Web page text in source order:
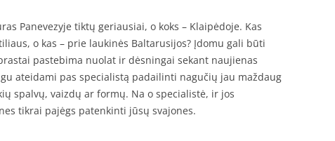
Panevezyje tiktų geriausiai, o koks – Klaipėdoje. Kas
o kas – prie laukinės Baltarusijos? Įdomu gali būti
pastebima nuolat ir dėsningai sekant naujienas
ateidami pas specialistą padailinti nagučių jau maždaug
spalvų, vaizdų ar formų. Na o specialistė, ir jos
tikrai pajėgs patenkinti jūsų svajones.